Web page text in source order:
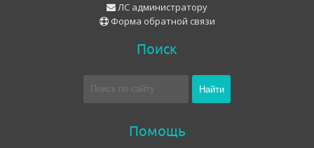
ЛС администратору
Форма обратной связи
Поиск
Помощь